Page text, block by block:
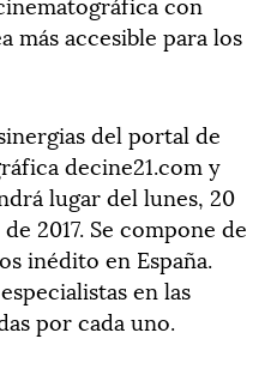
más accesible para los
del portal de
decine21.com y
lugar del lunes, 20
2017. Se compone de
inédito en España.
en las
por cada uno.